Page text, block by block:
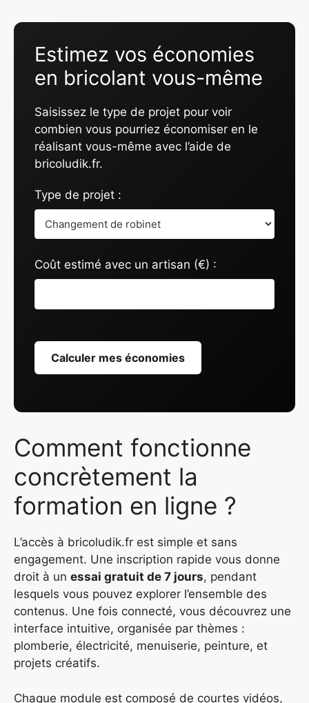
Estimez vos économies
en bricolant vous-même
Saisissez le type de projet pour voir
combien vous pourriez économiser en le
réalisant vous-même avec l’aide de
bricoludik.fr.
Type de projet :
Coût estimé avec un artisan (€) :
Calculer mes économies
Comment fonctionne
concrètement la
formation en ligne ?
L’accès à bricoludik.fr est simple et sans
engagement. Une inscription rapide vous donne
droit à un essai gratuit de 7 jours, pendant
lesquels vous pouvez explorer l’ensemble des
contenus. Une fois connecté, vous découvrez une
interface intuitive, organisée par thèmes :
plomberie, électricité, menuiserie, peinture, et
projets créatifs.
Chaque module est composé de courtes vidéos,